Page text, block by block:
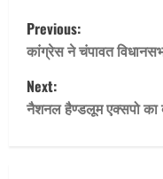
P
o
s
Previous:
कांग्रेस ने चंपावत
Next:
नैशनल हैण्डलूम एक्सपो का